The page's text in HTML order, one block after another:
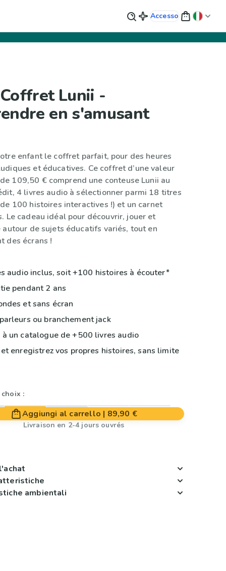
Accesso
Lunii -
en s'amusant
enfant le coffret parfait, pour des heures
et éducatives. Ce coffret d’une valeur
109,50 € comprend une conteuse Lunii au
4 livres audio à sélectionner parmi 18 titres
100 histoires interactives !) et un carnet
Le cadeau idéal pour découvrir, jouer et
de sujets éducatifs variés, tout en
des écrans !
audio inclus, soit +100 histoires à écouter*
pendant 2 ans
et sans écran
ou branchement jack
un catalogue de +500 livres audio
enregistrez vos propres histoires, sans limite
:
Aggiungi al carrello | 89,90 €
Livraison en 2-4 jours ouvrés
ambientali